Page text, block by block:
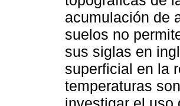
acumulación de
suelos no
sus siglas en
superficial en la
temperaturas